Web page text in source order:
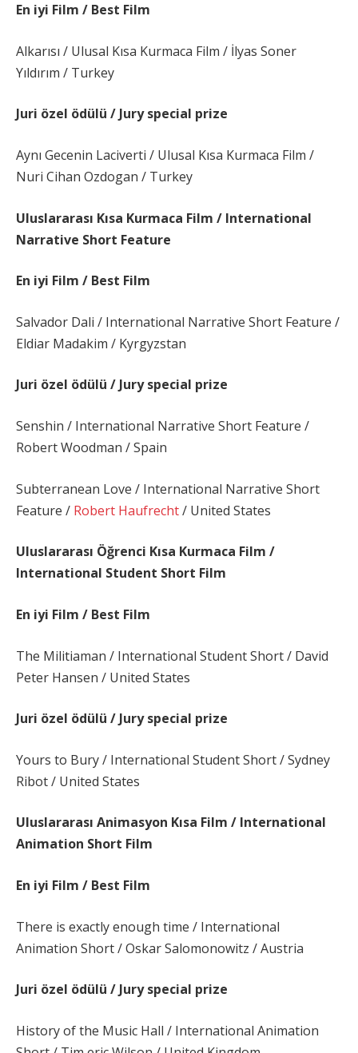
En iyi Film / Best Film
Alkarısı / Ulusal Kısa Kurmaca Film / İlyas Soner
Yıldırım / Turkey
Juri özel ödülü / Jury special prize
Aynı Gecenin Laciverti / Ulusal Kısa Kurmaca Film /
Nuri Cihan Ozdogan / Turkey
Uluslararası Kısa Kurmaca Film / International
Narrative Short Feature
En iyi Film / Best Film
Salvador Dali / International Narrative Short Feature /
Eldiar Madakim / Kyrgyzstan
Juri özel ödülü / Jury special prize
Senshin / International Narrative Short Feature /
Robert Woodman / Spain
Subterranean Love / International Narrative Short
Feature / Robert Haufrecht/ United States
Uluslararası Öğrenci Kısa Kurmaca Film /
International Student Short Film
En iyi Film / Best Film
The Militiaman / International Student Short / David
Peter Hansen / United States
Juri özel ödülü / Jury special prize
Yours to Bury / International Student Short / Sydney
Ribot / United States
Uluslararası Animasyon Kısa Film / International
Animation Short Film
En iyi Film / Best Film
There is exactly enough time / International
Animation Short / Oskar Salomonowitz / Austria
Juri özel ödülü / Jury special prize
History of the Music Hall / International Animation